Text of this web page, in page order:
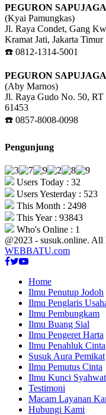
PEGURON
(Kyai Pamungkas)
Jl. Raya Condet, Gang
Kramat Jati, Jakarta Timur
☎️ 0812-1314-5001
PEGURON
(Aby Marnos)
Jl. Raya Gudo No. 50,
61453
☎️ 0857-8008-0098
Pengunjung
Users Today : 32
Users Yesterday : 523
This Month : 2498
This Year : 93843
Who's Online : 1
@2023 - susuk.online.
WEBBATU.com
Facebook
Twitter
Youtube
Home
Ilmu Penutup Jodoh
Ilmu Penglaris
Ilmu Pembungkam
Ilmu Buang Sial
Ilmu Pengeret Harta
Ilmu Penahluk Cinta
Susuk Aura Pemikat
Ilmu Pemutus Cinta
Ilmu Kunci Syahwat
Testimoni
Macam Layanan
Hubungi Kami